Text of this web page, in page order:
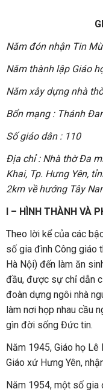
Năm đón nhận Tin
Năm thành lập Giáo
Năm xây dựng nhà
Bổn mạng : Thánh
Số giáo dân : 110
Địa chỉ : Nhà thờ Đa
Khai, Tp. Hưng Yên,
2km về hướng Tây
I – HÌNH THÀNH VÀ
Theo lời kể của các
số gia đình Công giáo
Hà Nội) đến làm ăn
đầu, được sự chỉ dẫn
đoàn dựng ngôi nhà
làm nơi họp nhau cầu
gìn đời sống Đức tin.
Năm 1945, Giáo họ
Giáo xứ Hưng Yên,
Năm 1954, một số gia